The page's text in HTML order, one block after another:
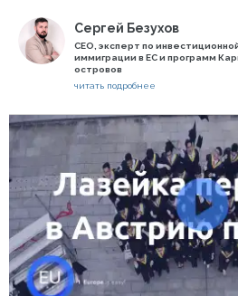
Сергей Безухов
СЕО, эксперт по
иммиграции в ЕС и программ
островов
читать подробнее